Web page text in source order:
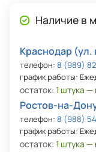
Наличие в
Краснодар (ул.
телефон: 8 (989)
график работы:
остаток: 1 штука
Ростов-на-
телефон: 8 (988)
график работы:
остаток: 1 штука